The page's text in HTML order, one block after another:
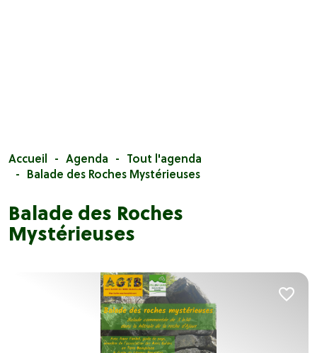
Accueil Agenda
Tout l'agenda
Balade des Roches Mystérieuses
Balade des Roches
Mystérieuses